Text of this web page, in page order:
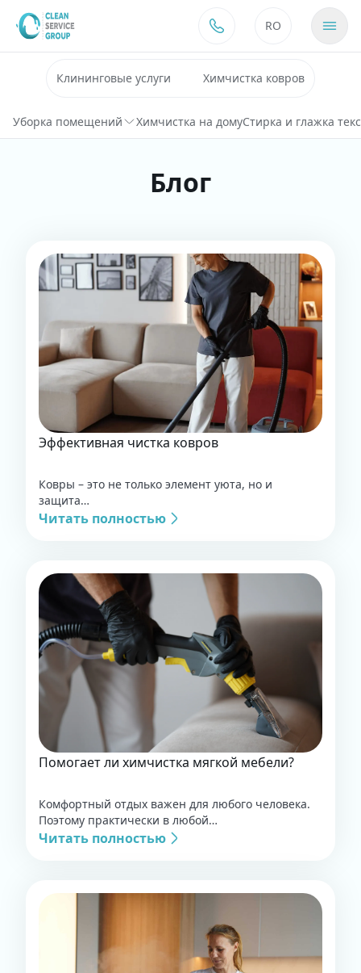
Перейти к содержимому
RO
Клининговые услуги Химчистка ковров
Уборка помещений Химчистка на домуСтирка и глажка
Блог
Эффективная чистка ковров
Ковры – это не только элемент уюта, но и
защита…
Читать полностью
Помогает ли химчистка мягкой мебели?
Комфортный отдых важен для любого человека.
Поэтому практически в любой…
Читать полностью